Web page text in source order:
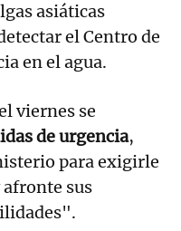
asiáticas
el Centro de
en el agua.
viernes se
de urgencia,
para exigirle
sus